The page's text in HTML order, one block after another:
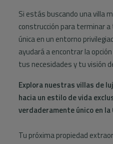
Si estás buscando una villa
construcción para terminar
única en un entorno
ayudará a encontrar la
tus necesidades y tu visión
Explora nuestras villas de
hacia un estilo de vida
verdaderamente único en la
Tu próxima propiedad